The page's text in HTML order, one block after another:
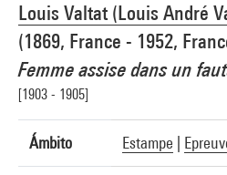
Louis Valtat (Louis André
(1869, France - 1952,
Femme assise dans un
[1903 - 1905]
Ámbito Estampe
Besançon
Domaine public
Créditos fotográficos : Musée des Beaux-Arts
de Besançon